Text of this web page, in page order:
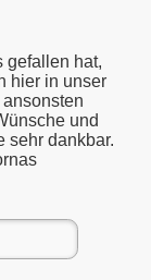
gefallen hat,
hier in unser
und
sehr dankbar.